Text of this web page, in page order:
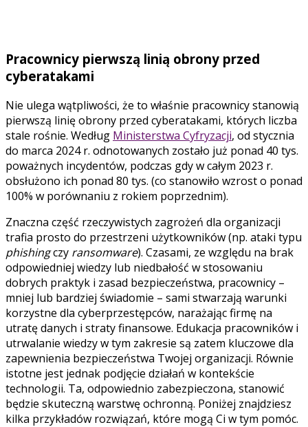
Pracownicy pierwszą linią obrony przed
cyberatakami
Nie ulega wątpliwości, że to właśnie pracownicy stanowią
pierwszą linię obrony przed cyberatakami, których liczba
stale rośnie. Według Ministerstwa Cyfryzacji, od stycznia
do marca 2024 r. odnotowanych zostało już ponad 40 tys.
poważnych incydentów, podczas gdy w całym 2023 r.
obsłużono ich ponad 80 tys. (co stanowiło wzrost o ponad
100% w porównaniu z rokiem poprzednim).
Znaczna część rzeczywistych zagrożeń dla organizacji
trafia prosto do przestrzeni użytkowników (np. ataki typu
phishingczy ransomware). Czasami, ze względu na brak
odpowiedniej wiedzy lub niedbałość w stosowaniu
dobrych praktyk i zasad bezpieczeństwa, pracownicy –
mniej lub bardziej świadomie – sami stwarzają warunki
korzystne dla cyberprzestępców, narażając firmę na
utratę danych i straty finansowe. Edukacja pracowników i
utrwalanie wiedzy w tym zakresie są zatem kluczowe dla
zapewnienia bezpieczeństwa Twojej organizacji. Równie
istotne jest jednak podjęcie działań w kontekście
technologii. Ta, odpowiednio zabezpieczona, stanowić
będzie skuteczną warstwę ochronną. Poniżej znajdziesz
kilka przykładów rozwiązań, które mogą Ci w tym pomóc.